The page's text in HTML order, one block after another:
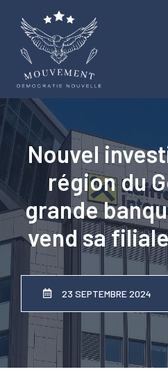
contenu
Nouvel
région du
grande
vend sa
23 SEPTEMBRE 2024